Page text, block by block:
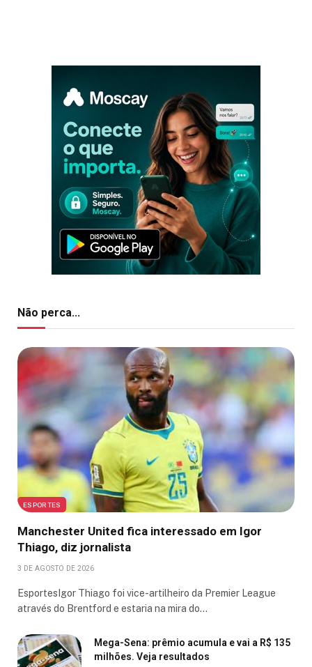
Não perca...
ESPORTES
Manchester United fica interessado em Igor
Thiago, diz jornalista
3 DE AGOSTO DE 2026
EsportesIgor Thiago foi vice-artilheiro da Premier League
através do Brentford e estaria na mira do…
Mega-Sena: prêmio acumula e vai a R$ 135
milhões. Veja resultados